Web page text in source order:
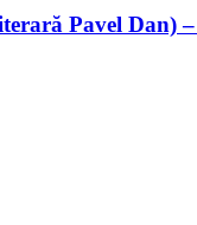
Pavel Dan)